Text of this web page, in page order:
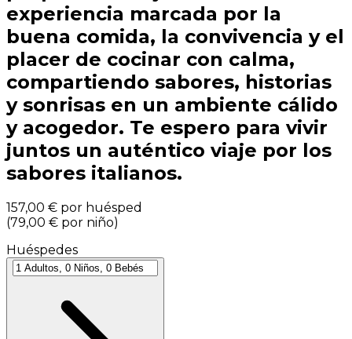
experiencia marcada por la
buena comida, la convivencia y el
placer de cocinar con calma,
compartiendo sabores, historias
y sonrisas en un ambiente cálido
y acogedor. Te espero para vivir
juntos un auténtico viaje por los
sabores italianos.
157,00 € por huésped
(79,00 € por niño)
Huéspedes